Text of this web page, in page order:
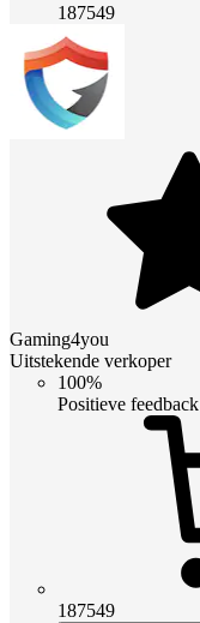
187549
Gaming4you
Uitstekende verkoper
100%
Positieve feedback
187549